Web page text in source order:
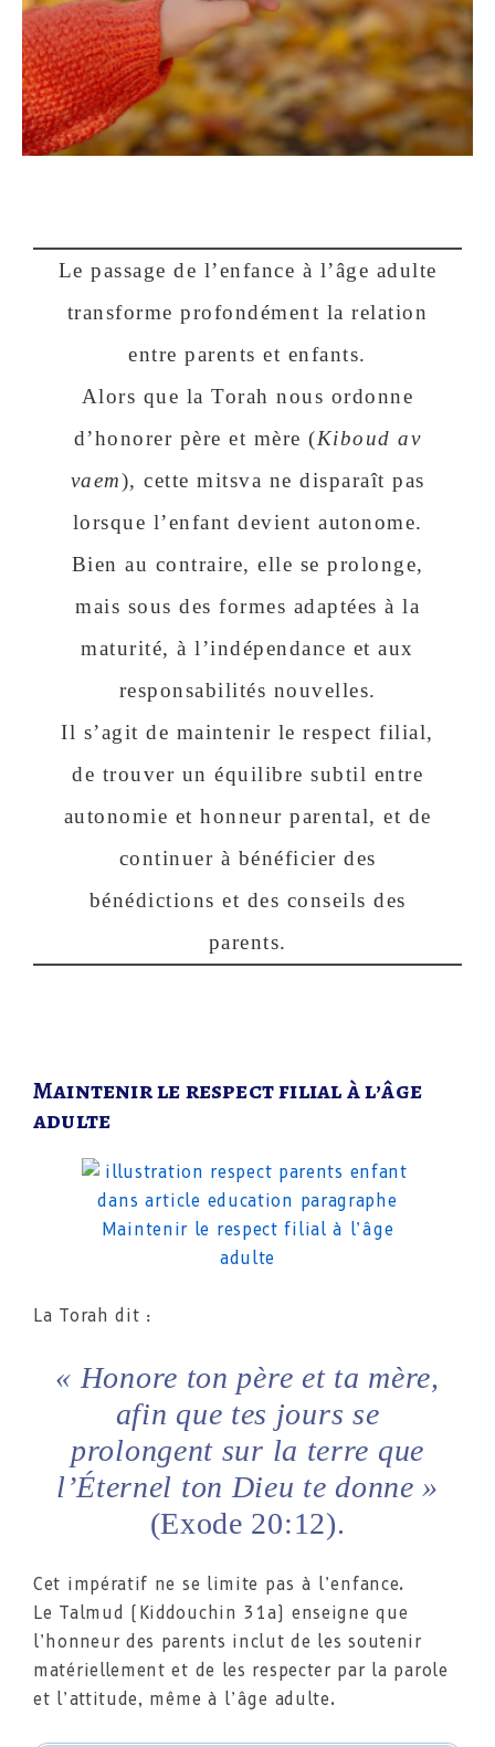
Le passage de l’enfance à l’âge adulte
transforme profondément la relation
entre parents et enfants.
Alors que la Torah nous ordonne
d’honorer père et mère (Kiboud av
vaem), cette mitsva ne disparaît pas
lorsque l’enfant devient autonome.
Bien au contraire, elle se prolonge,
mais sous des formes adaptées à la
maturité, à l’indépendance et aux
responsabilités nouvelles.
Il s’agit de maintenir le respect filial,
de trouver un équilibre subtil entre
autonomie et honneur parental, et de
continuer à bénéficier des
bénédictions et des conseils des
parents.
Maintenir le respect filial à l’âge
adulte
La Torah dit :
« Honore ton père et ta mère,
afin que tes jours se
prolongent sur la terre que
l’Éternel ton Dieu te donne »
(Exode 20:12).
Cet impératif ne se limite pas à l’enfance.
Le Talmud (Kiddouchin 31a) enseigne que
l’honneur des parents inclut de les soutenir
matériellement et de les respecter par la parole
et l’attitude, même à l’âge adulte.